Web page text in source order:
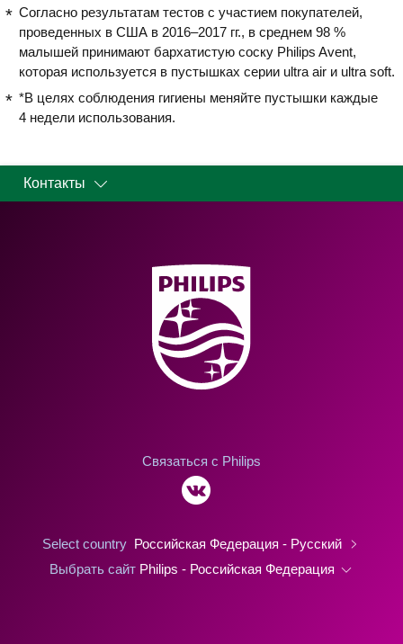
Согласно результатам тестов с участием покупателей,
проведенных в США в 2016–2017 гг., в среднем 98 %
малышей принимают бархатистую соску Philips Avent,
которая используется в пустышках серии ultra air и ultra soft.
*В целях соблюдения гигиены меняйте пустышки каждые
4 недели использования.
Контакты
Связаться с Philips
Select country Российская Федерация - Русский
Выбрать сайт Philips - Российская Федерация